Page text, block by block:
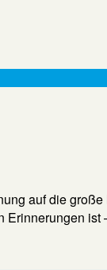
auf die